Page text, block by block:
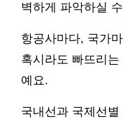
벽하게 파악하실
항공사마다, 국가
혹시라도 빠뜨리
예요.
국내선과 국제선